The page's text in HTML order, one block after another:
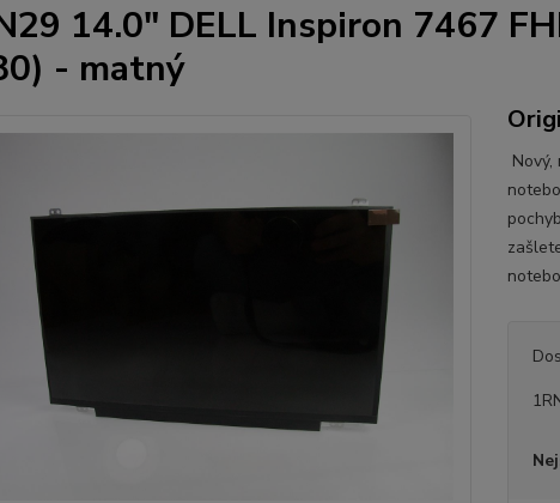
14.0" DELL Inspiron 7467
- matný